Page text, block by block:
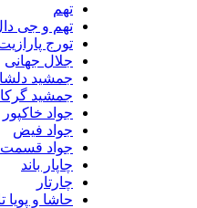
تهم و جی دال
تورج پارازیت
جلال جهانی
جمشید دلشادی
جمشید گرکانی
جواد خاکپور
جواد فیض
جواد قسمت
چاپار باند
چارتار
حاشا و پویا تات لاو